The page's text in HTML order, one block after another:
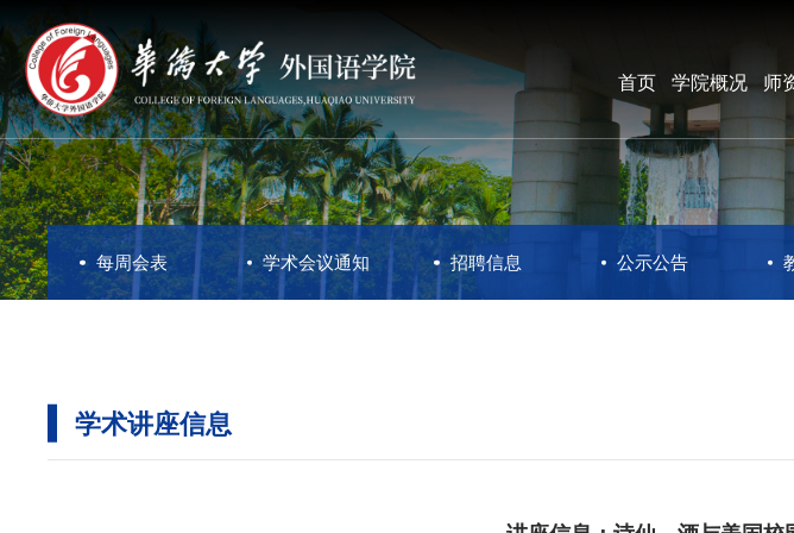
首页 学院概况 师
每周会表 学术会议通知 招聘信息 公示公告
学术讲座信息